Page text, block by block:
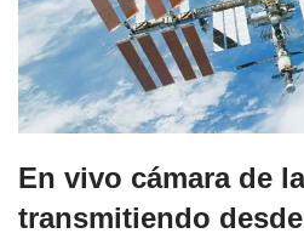
En vivo cámara de
transmitiendo